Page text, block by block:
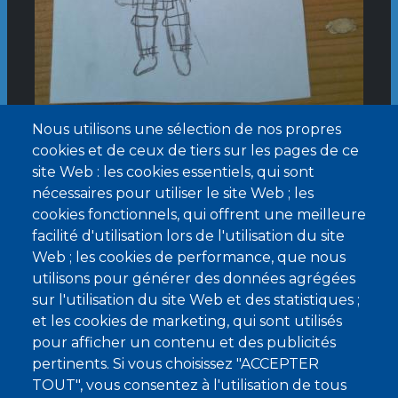
Image
Image de profil
@Fleurs de Fer
FANARTS
Shimy en mode
Frieren
Nous utilisons une sélection de nos propres
cookies et de ceux de tiers sur les pages de ce
site Web : les cookies essentiels, qui sont
nécessaires pour utiliser le site Web ; les
cookies fonctionnels, qui offrent une meilleure
facilité d'utilisation lors de l'utilisation du site
Web ; les cookies de performance, que nous
utilisons pour générer des données agrégées
sur l'utilisation du site Web et des statistiques ;
et les cookies de marketing, qui sont utilisés
pour afficher un contenu et des publicités
pertinents. Si vous choisissez "ACCEPTER
TOUT", vous consentez à l'utilisation de tous